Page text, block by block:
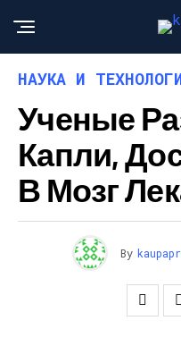
НАУКА И
Ученые
Капли,
В Мозг
By